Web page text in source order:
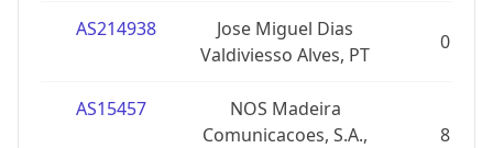
AS214938
Jose Miguel Dias
Valdiviesso Alves, PT
0
AS15457
NOS Madeira
Comunicacoes, S.A.,
8